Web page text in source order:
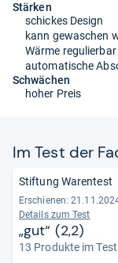
Stärken
schickes Design
kann gewaschen
Wärme regulierbar
automatische
Schwächen
hoher Preis
Im Test der
Stiftung Warentest
Erschienen:
Details zum Test
„gut“ (2,2)
13 Produkte im Test